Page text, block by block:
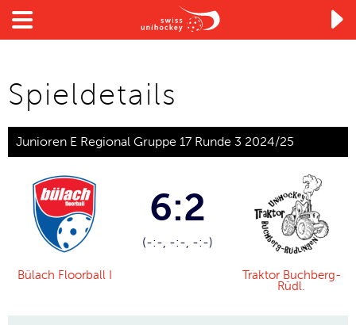

Spieldetails
Junioren E Regional Gruppe 17 Runde 3 2024/25
Bülach Floorball I
6:2
(-:-, -:-, -:-)
Traktor Buchberg-
Rüdl.